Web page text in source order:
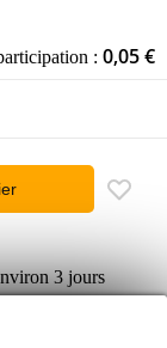
: 0,05 €
3 jours